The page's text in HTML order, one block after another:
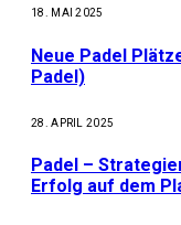
18. MAI 2025
Neue Padel
Padel)
28. APRIL 2025
Padel –
Erfolg auf dem